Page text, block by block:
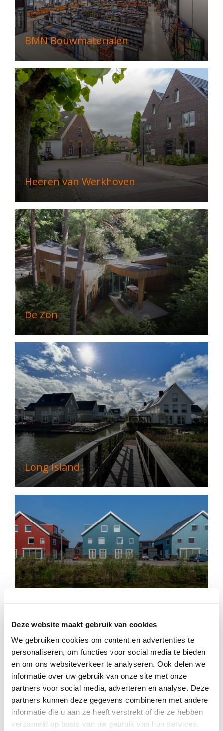
Deze website maakt gebruik van cookies
We gebruiken cookies om content en advertenties te
personaliseren, om functies voor social media te bieden
en om ons websiteverkeer te analyseren. Ook delen we
informatie over uw gebruik van onze site met onze
partners voor social media, adverteren en analyse. Deze
partners kunnen deze gegevens combineren met andere
informatie die u aan ze heeft verstrekt of die ze hebben
verzameld op basis van uw gebruik van hun services.
BMN Bouwmaterialen
Heeren van Werkhoven
De Zon
Long Island